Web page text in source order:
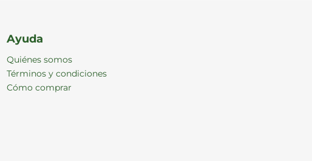
Ayuda
Quiénes somos
Términos y condiciones
Cómo comprar